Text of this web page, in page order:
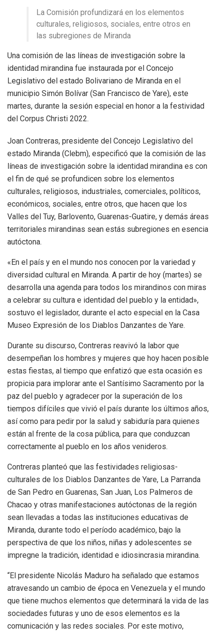
La Comisión profundizará en los elementos
culturales, religiosos, sociales, entre otros en
las subregiones de Miranda
Una comisión de las líneas de investigación sobre la
identidad mirandina fue instaurada por el Concejo
Legislativo del estado Bolivariano de Miranda en el
municipio Simón Bolívar (San Francisco de Yare), este
martes, durante la sesión especial en honor a la festividad
del Corpus Christi 2022.
Joan Contreras, presidente del Concejo Legislativo del
estado Miranda (Clebm), especificó que la comisión de las
líneas de investigación sobre la identidad mirandina es con
el fin de qué se profundicen sobre los elementos
culturales, religiosos, industriales, comerciales, políticos,
económicos, sociales, entre otros, que hacen que los
Valles del Tuy, Barlovento, Guarenas-Guatire, y demás áreas
territoriales mirandinas sean estás subregiones en esencia
autóctona.
«En el país y en el mundo nos conocen por la variedad y
diversidad cultural en Miranda. A partir de hoy (martes) se
desarrolla una agenda para todos los mirandinos con miras
a celebrar su cultura e identidad del pueblo y la entidad»,
sostuvo el legislador, durante el acto especial en la Casa
Museo Expresión de los Diablos Danzantes de Yare.
Durante su discurso, Contreras reavivó la labor que
desempeñan los hombres y mujeres que hoy hacen posible
estas fiestas, al tiempo que enfatizó que esta ocasión es
propicia para implorar ante el Santísimo Sacramento por la
paz del pueblo y agradecer por la superación de los
tiempos difíciles que vivió el país durante los últimos años,
así como para pedir por la salud y sabiduría para quienes
están al frente de la cosa pública, para que conduzcan
correctamente al pueblo en los años venideros.
Contreras planteó que las festividades religiosas-
culturales de los Diablos Danzantes de Yare, La Parranda
de San Pedro en Guarenas, San Juan, Los Palmeros de
Chacao y otras manifestaciones autóctonas de la región
sean llevadas a todas las instituciones educativas de
Miranda, durante todo el período académico, bajo la
perspectiva de que los niños, niñas y adolescentes se
impregne la tradición, identidad e idiosincrasia mirandina.
“El presidente Nicolás Maduro ha señalado que estamos
atravesando un cambio de época en Venezuela y el mundo
que tiene muchos elementos que determinará la vida de las
sociedades futuras y uno de esos elementos es la
comunicación y las redes sociales. Por este motivo,